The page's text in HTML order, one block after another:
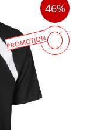
46%
PROMOTION